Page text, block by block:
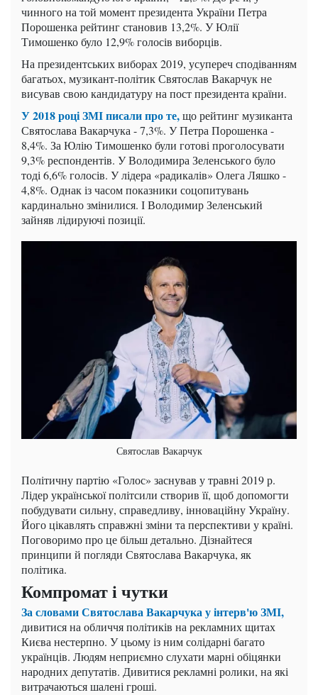
чинного на той момент президента України Петра
Порошенка рейтинг становив 13,2%. У Юлії
Тимошенко було 12,9% голосів виборців.
На президентських виборах 2019, усупереч сподіванням
багатьох, музикант-політик Святослав Вакарчук не
висував свою кандидатуру на пост президента країни.
У 2018 році ЗМІ писали про те,що рейтинг музиканта
Святослава Вакарчука - 7,3%. У Петра Порошенка -
8,4%. За Юлію Тимошенко були готові проголосувати
9,3% респондентів. У Володимира Зеленського було
тоді 6,6% голосів. У лідера «радикалів» Олега Ляшко -
4,8%. Однак із часом показники соцопитувань
кардинально змінилися. І Володимир Зеленський
зайняв лідируючі позиції.
Святослав Вакарчук
Політичну партію «Голос» заснував у травні 2019 р.
Лідер української політсили створив її, щоб допомогти
побудувати сильну, справедливу, інноваційну Україну.
Його цікавлять справжні зміни та перспективи у країні.
Поговоримо про це більш детально. Дізнайтеся
принципи й погляди Святослава Вакарчука, як
політика.
Компромат і чутки
За словами Святослава Вакарчука у інтерв'ю ЗМІ,
дивитися на обличчя політиків на рекламних щитах
Києва нестерпно. У цьому із ним солідарні багато
українців. Людям неприємно слухати марні обіцянки
народних депутатів. Дивитися рекламні ролики, на які
витрачаються шалені гроші.